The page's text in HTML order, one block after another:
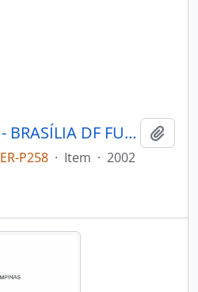
BRASIL INDÍGENA - BRASÍLIA DF FUNDAÇÃO NACIONAL DO ÍNDIO - 2002 - Nº10
P258 · Item · 2002